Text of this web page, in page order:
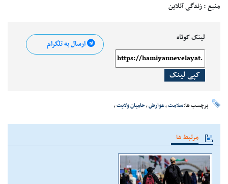
منبع : زندگی آنلاین
لینک کوتاه
کپی لینک
ارسال به تلگرام
برچسب ها:سلامت،عوارض،حامیان ولایت،
مرتبط ها